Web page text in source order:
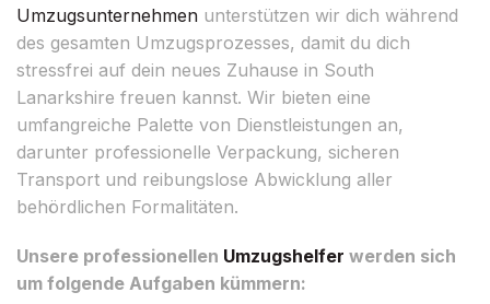
Umzugsunternehmen unterstützen wir dich während
des gesamten Umzugsprozesses, damit du dich
stressfrei auf dein neues Zuhause in South
Lanarkshire freuen kannst. Wir bieten eine
umfangreiche Palette von Dienstleistungen an,
darunter professionelle Verpackung, sicheren
Transport und reibungslose Abwicklung aller
behördlichen Formalitäten.
Unsere professionellen Umzugshelfer werden sich
um folgende Aufgaben kümmern: